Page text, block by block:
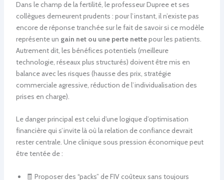
Dans le champ de la fertilité, le professeur Dupree et ses
collègues demeurent prudents : pour l’instant, il n’existe pas
encore de réponse tranchée sur le fait de savoir si ce modèle
représente un gain net ou une perte nettepour les patients.
Autrement dit, les bénéfices potentiels (meilleure
technologie, réseaux plus structurés) doivent être mis en
balance avec les risques (hausse des prix, stratégie
commerciale agressive, réduction de l’individualisation des
prises en charge).
Le danger principal est celui d’une logique d’optimisation
financière qui s’invite là où la relation de confiance devrait
rester centrale. Une clinique sous pression économique peut
être tentée de :
🧾 Proposer des “packs” de FIV coûteux sans toujours